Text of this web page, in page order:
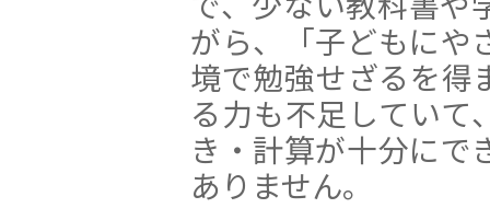
がら、「子どもにや
境で勉強せざるを得
る力も不足していて
き・計算が十分にで
ありません。